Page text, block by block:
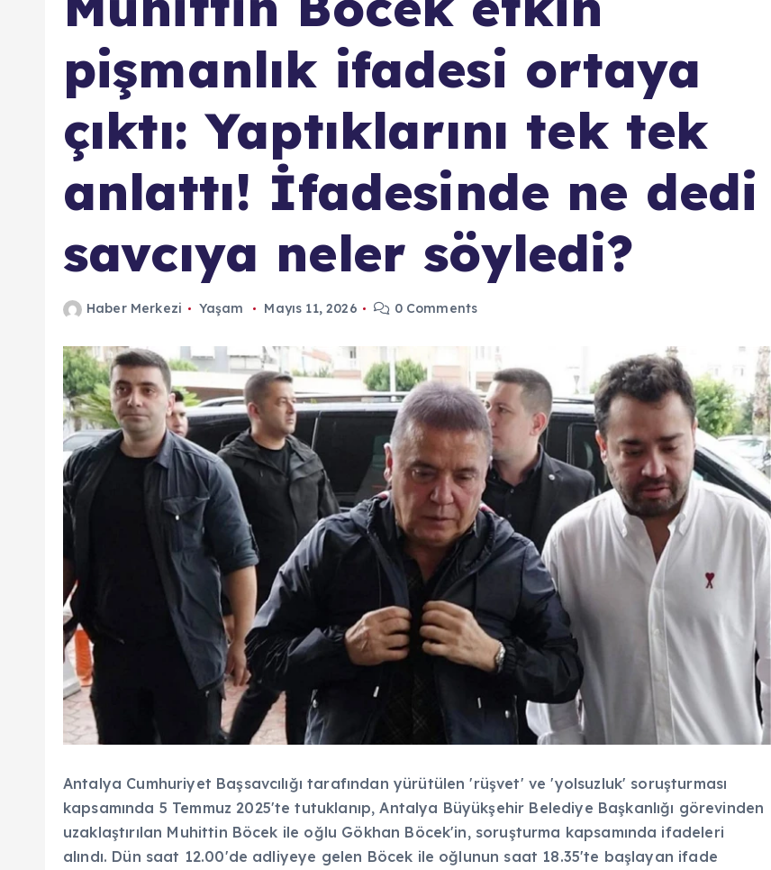
pişmanlık ifadesi ortaya
çıktı: Yaptıklarını tek tek
anlattı! İfadesinde ne dedi
savcıya neler söyledi?
Haber Merkezi Yaşam Mayıs 11, 2026 0 Comments
Antalya Cumhuriyet Başsavcılığı tarafından yürütülen 'rüşvet' ve 'yolsuzluk' soruşturması
kapsamında 5 Temmuz 2025'te tutuklanıp, Antalya Büyükşehir Belediye Başkanlığı görevinden
uzaklaştırılan Muhittin Böcek ile oğlu Gökhan Böcek'in, soruşturma kapsamında ifadeleri
alındı. Dün saat 12.00'de adliyeye gelen Böcek ile oğlunun saat 18.35'te başlayan ifade